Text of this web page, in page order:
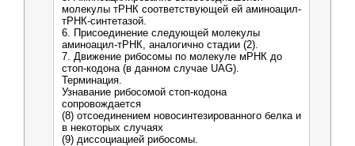
молекулы тРНК соответствующей ей аминоацил-
тРНК-синтетазой.
6. Присоединение следующей молекулы
аминоацил-тРНК, аналогично стадии (2).
7. Движение рибосомы по молекуле мРНК до
стоп-кодона (в данном случае UAG).
Терминация.
Узнавание рибосомой стоп-кодона
сопровождается
(8) отсоединением новосинтезированного белка и
в некоторых случаях
(9) диссоциацией рибосомы.